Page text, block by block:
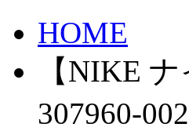
HOME
【NIKE
307960-